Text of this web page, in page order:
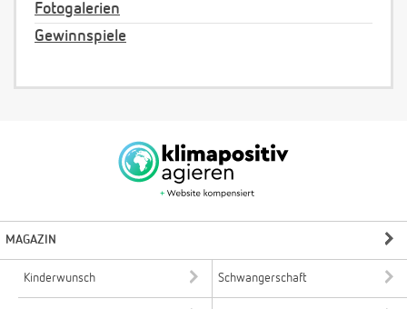
Fotogalerien
Gewinnspiele
MAGAZIN
Kinderwunsch Schwangerschaft